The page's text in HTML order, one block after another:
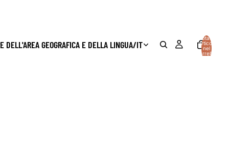
DELL'AREA GEOGRAFICA E DELLA LINGUA/IT
Totale
articoli
nel
carrello: